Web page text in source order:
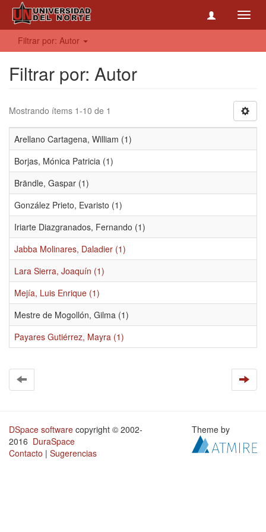
Filtrar por: Autor
Filtrar por: Autor
Mostrando ítems 1-10 de 1
Arellano Cartagena, William (1)
Borjas, Mónica Patricia (1)
Brändle, Gaspar (1)
González Prieto, Evaristo (1)
Iriarte Diazgranados, Fernando (1)
Jabba Molinares, Daladier (1)
Lara Sierra, Joaquín (1)
Mejía, Luis Enrique (1)
Mestre de Mogollón, Gilma (1)
Payares Gutiérrez, Mayra (1)
DSpace software copyright © 2002-
2016 DuraSpace
Contacto | Sugerencias
Theme by